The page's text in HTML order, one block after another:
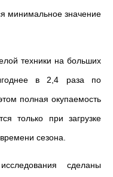
минимальное значение
техники на больших
в 2,4 раза по
полная окупаемость
только при загрузке
сезона.
сделаны